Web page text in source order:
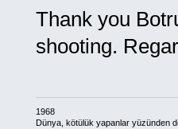
Thank you
shooting.
1968
Dünya, kötülük yapanlar yüzünden